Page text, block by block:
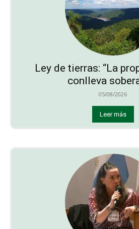
Ley de tierras: “La
conlleva
05/08/2026
Leer más